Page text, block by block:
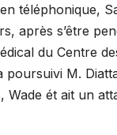
téléphonique,
après s’être
du Centre
a poursuivi M.
Wade ét ait un